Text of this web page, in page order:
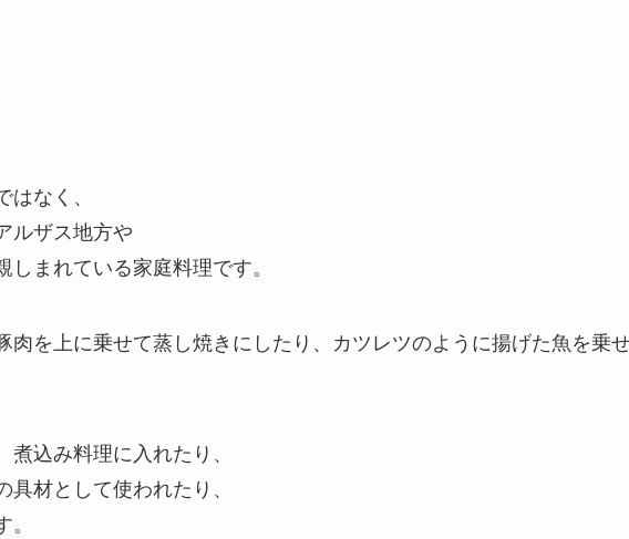
なく、
ルザス地方や
まれている家庭料理です。
肉を上に乗せて蒸し焼きにしたり、カツレツのように揚げた魚を乗
込み料理に入れたり、
材として使われたり、